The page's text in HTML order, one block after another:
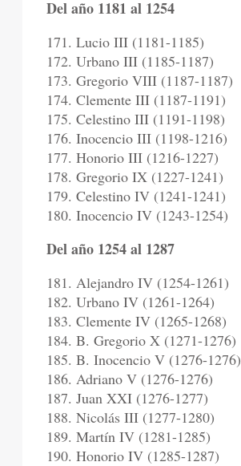
Del año 1181 al 1254
171. Lucio III (1181-1185)
172. Urbano III (1185-1187)
173. Gregorio VIII (1187-1187)
174. Clemente III (1187-1191)
175. Celestino III (1191-1198)
176. Inocencio III (1198-1216)
177. Honorio III (1216-1227)
178. Gregorio IX (1227-1241)
179. Celestino IV (1241-1241)
180. Inocencio IV (1243-1254)
Del año 1254 al 1287
181. Alejandro IV (1254-1261)
182. Urbano IV (1261-1264)
183. Clemente IV (1265-1268)
184. B. Gregorio X (1271-1276)
185. B. Inocencio V (1276-1276)
186. Adriano V (1276-1276)
187. Juan XXI (1276-1277)
188. Nicolás III (1277-1280)
189. Martín IV (1281-1285)
190. Honorio IV (1285-1287)